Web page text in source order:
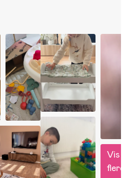
Vis
flere